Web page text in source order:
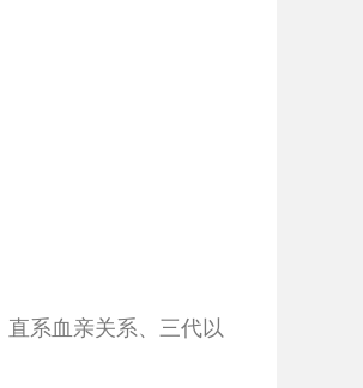
系血亲关系、三代以